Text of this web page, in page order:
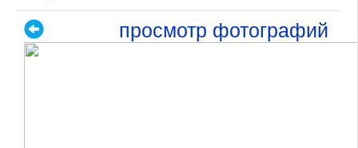
просмотр фотографий